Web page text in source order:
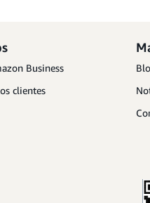
Business
clientes